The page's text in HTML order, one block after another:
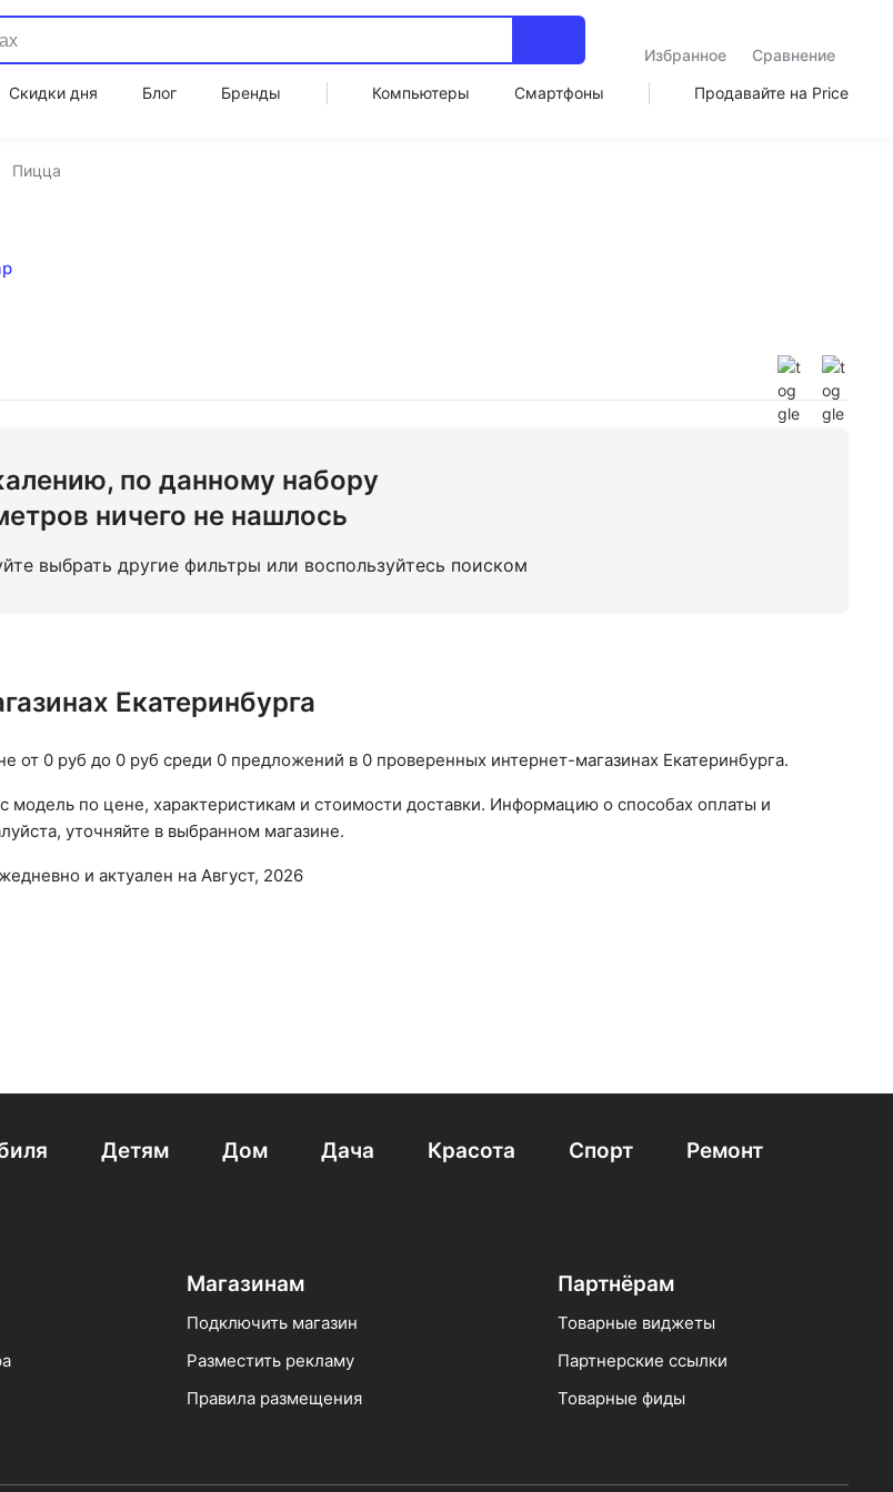
Избранное
Сравнение
Скидки дня Блог Бренды Компьютеры Смартфоны Продавайте на Price
Пицца
по данному набору
ничего не нашлось
выбрать другие фильтры или воспользуйтесь поиском
Екатеринбурга
от 0 руб до 0 руб среди 0 предложений в 0 проверенных интернет-магазинах Екатеринбурга.
модель по цене, характеристикам и стоимости доставки. Информацию о способах оплаты и
уточняйте в выбранном магазине.
и актуален на Август, 2026
Детям Дом Дача Красота Спорт
Ремонт
Магазинам
Подключить магазин
Разместить рекламу
Правила размещения
Партнёрам
Товарные виджеты
Партнерские ссылки
Товарные фиды